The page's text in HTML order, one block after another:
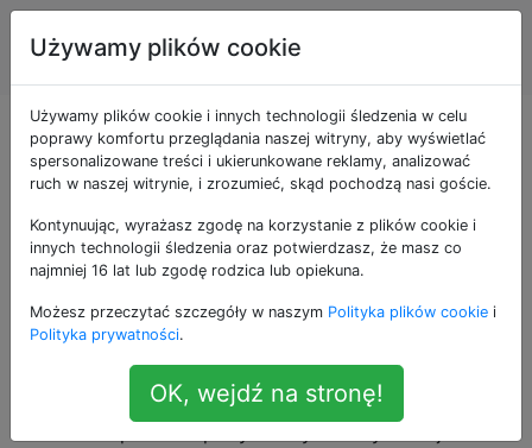
Sprawność
fizyczna
Pytania otagowane
jako treadmill
13
Czy jest jakaś korzyść z
„prawdziwego” biegania na
świeżym powietrzu w porównaniu
z bieganiem na bieżni w siłowni?
Jestem leniwą osobą, więc bieganie
Używamy plików cookie
Używamy plików cookie i innych technologii śledzenia w celu
poprawy komfortu przeglądania naszej witryny, aby wyświetlać
spersonalizowane treści i ukierunkowane reklamy, analizować
ruch w naszej witrynie, i zrozumieć, skąd pochodzą nasi goście.
Kontynuując, wyrażasz zgodę na korzystanie z plików cookie i
innych technologii śledzenia oraz potwierdzasz, że masz co
najmniej 16 lat lub zgodę rodzica lub opiekuna.
Możesz przeczytać szczegóły w naszym Polityka plików cookie i
Polityka prywatności.
OK, wejdź na stronę!